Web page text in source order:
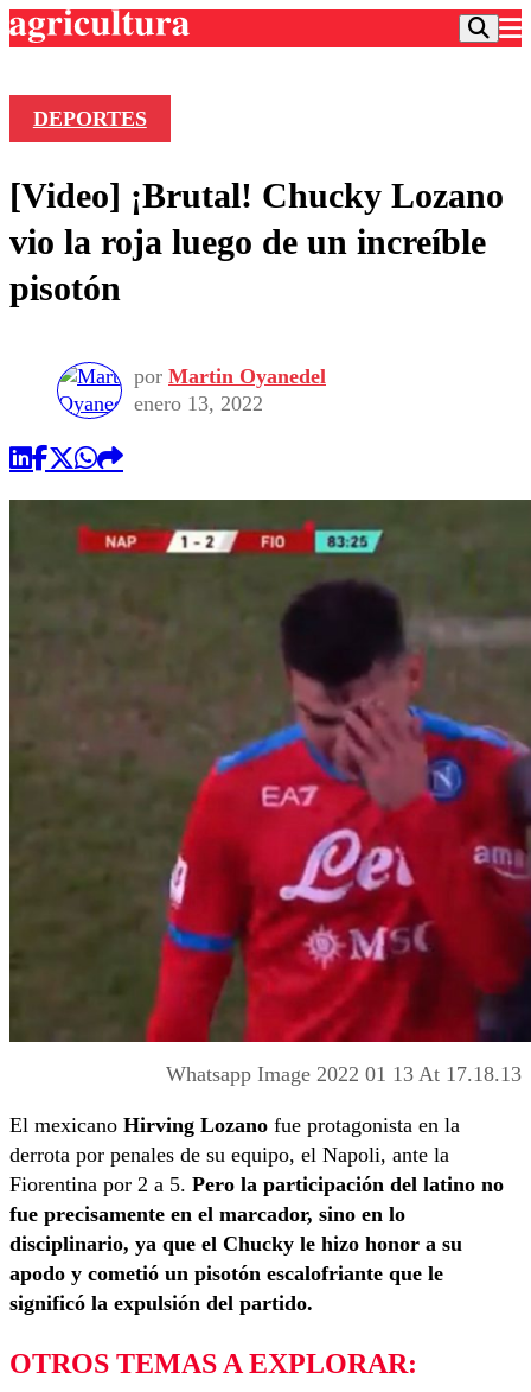
Frecuencias
Agricultura TV
Deportes
Otros Deportes
Seleccion Chilena
Torneo Internacional
Dato Practico
Economía
Internacional
Publicaciones en medios
Opinión
DEPORTES
[Video] ¡Brutal! Chucky Lozano
vio la roja luego de un increíble
pisotón
por Martin Oyanedel
enero 13, 2022
Whatsapp Image 2022 01 13 At 17.18.13
El mexicano Hirving Lozano fue protagonista en la
derrota por penales de su equipo, el Napoli, ante la
Fiorentina por 2 a 5. Pero la participación del latino no
fue precisamente en el marcador, sino en lo
disciplinario, ya que el Chucky le hizo honor a su
apodo y cometió un pisotón escalofriante que le
significó la expulsión del partido.
OTROS TEMAS A EXPLORAR: